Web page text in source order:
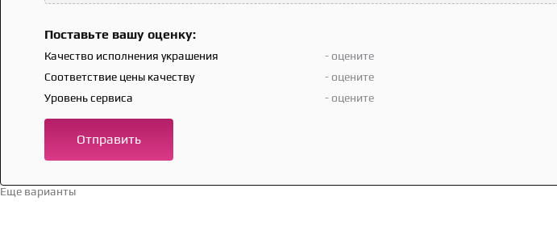
Поставьте вашу оценку:
Качество исполнения украшения
- оцените
Соответствие цены качеству
- оцените
Уровень сервиса
- оцените
Отправить
Еще варианты